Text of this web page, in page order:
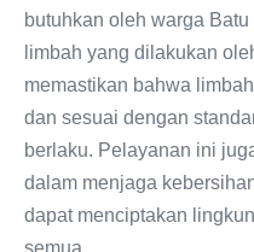
butuhkan oleh warga
limbah yang dilakukan
memastikan bahwa
dan sesuai dengan
berlaku. Pelayanan ini
dalam menjaga
dapat menciptakan